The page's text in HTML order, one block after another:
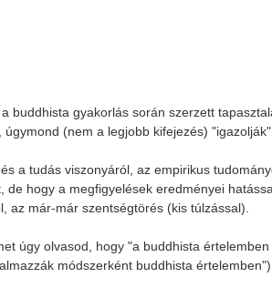
buddhista gyakorlás során szerzett
(nem a legjobb kifejezés)
a tudás viszonyáról, az empirikus
hogy a megfigyelések eredményei
az már-már szentségtörés (kis túlzással).
úgy olvasod, hogy "a buddhista
módszerként buddhista